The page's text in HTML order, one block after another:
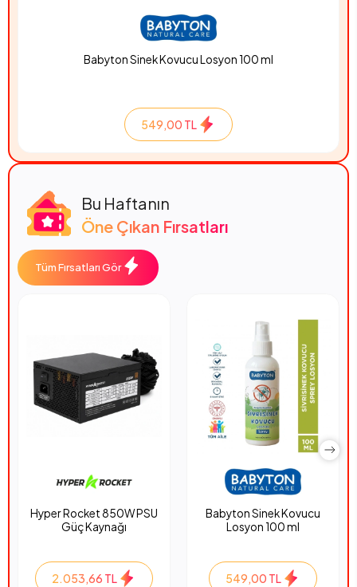
Babyton Sinek Kovucu Losyon 100 ml
549,00 TL
Hyper Rocket 850W PSU Güç Kaynağı
2.053,66 TL
Bu Haftanın
Öne Çıkan Fırsatları
Tüm Fırsatları Gör
Babyton Sinek Kovucu
Losyon 100 ml
549,00 TL
ARZUM AR1104 HESTIA
MULTI OKYANUS BLENDER
4.014,00 TL